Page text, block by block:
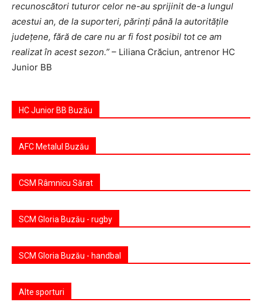
recunoscători tuturor celor ne-au sprijinit de-a lungul
acestui an, de la suporteri, părinţi până la autorităţile
judeţene, fără de care nu ar fi fost posibil tot ce am
realizat în acest sezon.” – Liliana Crăciun, antrenor HC
Junior BB
HC Junior BB Buzău
AFC Metalul Buzău
CSM Râmnicu Sărat
SCM Gloria Buzău - rugby
SCM Gloria Buzău - handbal
Alte sporturi